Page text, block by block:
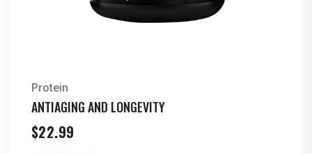
Protein
ANTIAGING AND LONGEVITY
$22.99